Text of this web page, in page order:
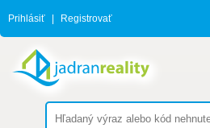
Prihlásiť Registrovať